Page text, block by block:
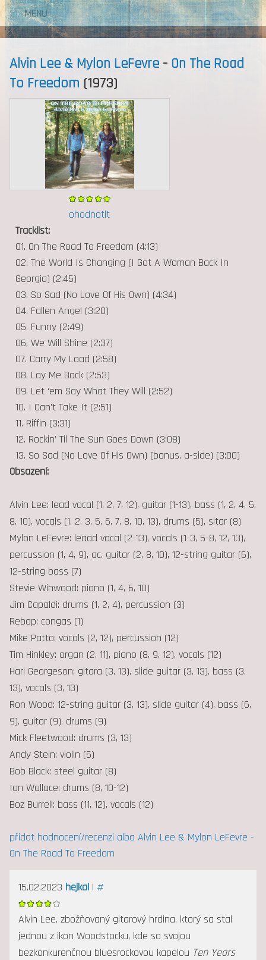
MENU
Alvin Lee & Mylon LeFevre- On The Road
To Freedom (1973)
ohodnotit
Tracklist:
01. On The Road To Freedom (4:13)
02. The World Is Changing (I Got A Woman Back In
Georgia) (2:45)
03. So Sad (No Love Of His Own) (4:34)
04. Fallen Angel (3:20)
05. Funny (2:49)
06. We Will Shine (2:37)
07. Carry My Load (2:58)
08. Lay Me Back (2:53)
09. Let ‘em Say What They Will (2:52)
10. I Can’t Take It (2:51)
11. Riffin (3:31)
12. Rockin’ Til The Sun Goes Down (3:08)
13. So Sad (No Love Of His Own) (bonus, a-side) (3:00)
Obsazení:
Alvin Lee: lead vocal (1, 2, 7, 12), guitar (1-13), bass (1, 2, 4, 5,
8, 10), vocals (1, 2, 3, 5, 6, 7, 8, 10, 13), drums (5), sitar (8)
Mylon LeFevre: leaad vocal (2-13), vocals (1-3, 5-8, 12, 13),
percussion (1, 4, 9), ac. guitar (2, 8, 10), 12-string guitar (6),
12-string bass (7)
Stevie Winwood: piano (1, 4, 6, 10)
Jim Capaldi: drums (1, 2, 4), percussion (3)
Rebop: congas (1)
Mike Patto: vocals (2, 12), percussion (12)
Tim Hinkley: organ (2, 11), piano (8, 9, 12), vocals (12)
Hari Georgeson: gitara (3, 13), slide guitar (3, 13), bass (3,
13), vocals (3, 13)
Ron Wood: 12-string guitar (3, 13), slide guitar (4), bass (6,
9), guitar (9), drums (9)
Mick Fleetwood: drums (3, 13)
Andy Stein: violin (5)
Bob Black: steel guitar (8)
Ian Wallace: drums (8, 10-12)
Boz Burrell: bass (11, 12), vocals (12)
přidat hodnocení/recenzi alba Alvin Lee & Mylon LeFevre -
On The Road To Freedom
15.02.2023 hejkal| #
Alvin Lee, zbožňovaný gitarový hrdina, ktorý sa stal
jednou z ikon Woodstocku, kde so svojou
bezkonkurenčnou bluesrockovou kapelou Ten Years